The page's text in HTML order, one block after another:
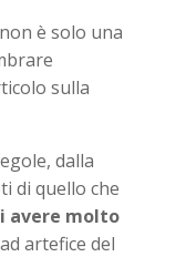
è solo una
sulla
dalla
di quello che
avere molto
artefice del